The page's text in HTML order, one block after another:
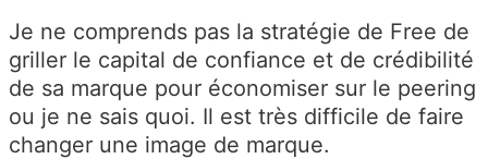
Je ne comprends pas la stratégie de Free de
griller le capital de confiance et de crédibilité
de sa marque pour économiser sur le peering
ou je ne sais quoi. Il est très difficile de faire
changer une image de marque.